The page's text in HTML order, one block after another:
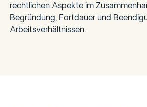
rechtlichen Aspekte im
Begründung, Fortdauer und
Arbeitsverhältnissen.